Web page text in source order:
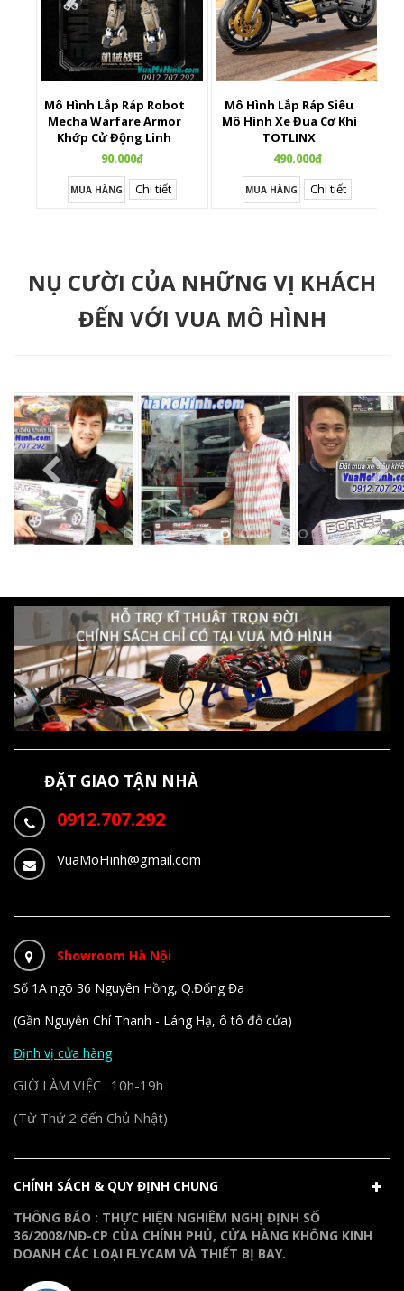
Mô Hình Lắp Ráp Robot
Mecha Warfare Armor
Khớp Cử Động Linh
Hoạt
90.000₫
MUA HÀNG Chi tiết
Mô Hình Lắp Ráp Siêu
Mô Hình Xe Đua Cơ Khí
TOTLINX
490.000₫
MUA HÀNG Chi tiết
NỤ CƯỜI CỦA NHỮNG VỊ KHÁCH
ĐẾN VỚI VUA MÔ HÌNH
ĐẶT GIAO TẬN NHÀ
0912.707.292
VuaMoHinh@gmail.com
Showroom Hà Nội
Số 1A ngõ 36 Nguyên Hồng, Q.Đống Đa
(Gần Nguyễn Chí Thanh - Láng Hạ, ô tô đỗ cửa)
Định vị cửa hàng
GIỜ LÀM VIỆC : 10h-19h
(Từ Thứ 2 đến Chủ Nhật)
CHÍNH SÁCH & QUY ĐỊNH CHUNG
THÔNG BÁO : THỰC HIỆN NGHIÊM NGHỊ ĐỊNH SỐ
36/2008/NĐ-CP CỦA CHÍNH PHỦ, CỬA HÀNG KHÔNG KINH
DOANH CÁC LOẠI FLYCAM VÀ THIẾT BỊ BAY.